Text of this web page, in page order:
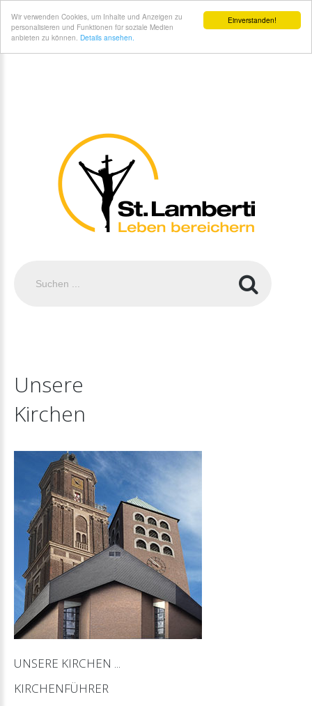
Einverstanden!
Wir verwenden Cookies, um Inhalte und Anzeigen zu
personalisieren und Funktionen für soziale Medien
anbieten zu können. Details ansehen.
Unsere
Kirchen
UNSERE KIRCHEN
KIRCHENFÜHRER